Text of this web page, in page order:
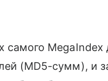
самого
(MD5-сумм), и